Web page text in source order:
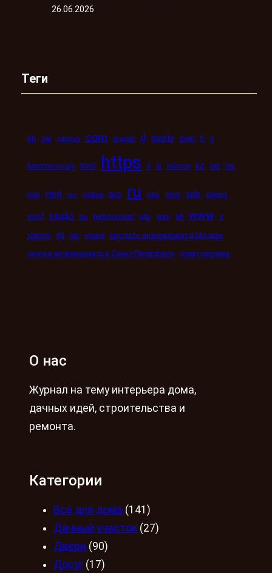
26.06.2026
Теги
bb car casino com crucial d daichi dveri fi g
harmoniously html https ii iii iphone kz led les
mig mint mir online pro ru seo sms spb steam
stolf studio su technorosst utp was wi www x
xiaomi xn xxi кухни
продать антиквариат в Москве
скупка антиквариата в Санкт-Петербурге сплит-система
О нас
Журнал на тему интерьера дома,
дачных идей, строительства и
ремонта.
Категории
Всё для дома (141)
Дачный участок (27)
Двери (90)
Досуг (17)